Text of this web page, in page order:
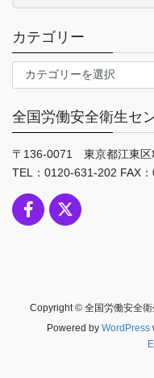
カテゴリー
テ
リ
ー
全国労働安全衛生セ
〒136-0071 東京都江東区
TEL：0120-631-202 FAX
Copyright © 全国労働安全
Powered by WordPress